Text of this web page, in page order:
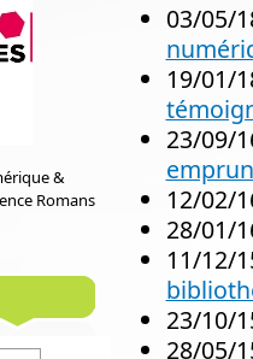
03/05/
19/01/
23/09/
12/02/
28/01/
11/12/
23/10/
28/05/
&
Romans